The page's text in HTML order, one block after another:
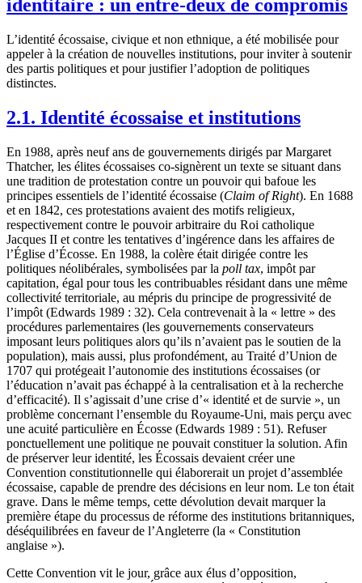
identitaire : un entre-deux de compromis
L’identité écossaise, civique et non ethnique, a été mobilisée pour
appeler à la création de nouvelles institutions, pour inviter à soutenir
des partis politiques et pour justifier l’adoption de politiques
distinctes.
2.1. Identité écossaise et institutions
En 1988, après neuf ans de gouvernements dirigés par Margaret
Thatcher, les élites écossaises co-signèrent un texte se situant dans
une tradition de protestation contre un pouvoir qui bafoue les
principes essentiels de l’identité écossaise (Claim of Right). En 1688
et en 1842, ces protestations avaient des motifs religieux,
respectivement contre le pouvoir arbitraire du Roi catholique
Jacques II et contre les tentatives d’ingérence dans les affaires de
l’Église d’Écosse. En 1988, la colère était dirigée contre les
politiques néolibérales, symbolisées par la poll tax, impôt par
capitation, égal pour tous les contribuables résidant dans une même
collectivité territoriale, au mépris du principe de progressivité de
l’impôt (Edwards 1989 : 32). Cela contrevenait à la « lettre » des
procédures parlementaires (les gouvernements conservateurs
imposant leurs politiques alors qu’ils n’avaient pas le soutien de la
population), mais aussi, plus profondément, au Traité d’Union de
1707 qui protégeait l’autonomie des institutions écossaises (or
l’éducation n’avait pas échappé à la centralisation et à la recherche
d’efficacité). Il s’agissait d’une crise d’« identité et de survie », un
problème concernant l’ensemble du Royaume-Uni, mais perçu avec
une acuité particulière en Écosse (Edwards 1989 : 51). Refuser
ponctuellement une politique ne pouvait constituer la solution. Afin
de préserver leur identité, les Écossais devaient créer une
Convention constitutionnelle qui élaborerait un projet d’assemblée
écossaise, capable de prendre des décisions en leur nom. Le ton était
grave. Dans le même temps, cette dévolution devait marquer la
première étape du processus de réforme des institutions britanniques,
déséquilibrées en faveur de l’Angleterre (la « Constitution
anglaise »).
Cette Convention vit le jour, grâce aux élus d’opposition,